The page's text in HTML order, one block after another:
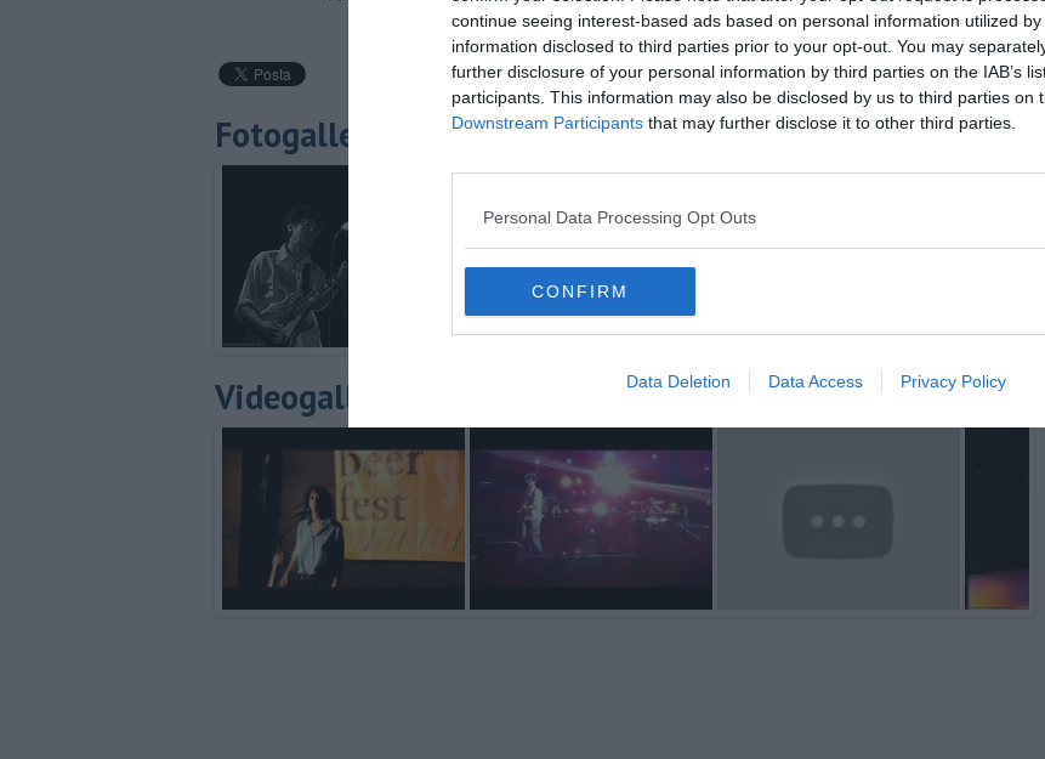
continue seeing interest-based ads based on personal information utilized
information disclosed to third parties prior to your opt-out. You may
further disclosure of your personal information by third parties on the IAB’s
participants. This information may also be disclosed by us to third parties on
Downstream Participants that may further disclose it to other third parties.
Personal Data Processing Opt Outs
CONFIRM
Data Deletion Data Access Privacy Policy
Fotogallery
Videogallery